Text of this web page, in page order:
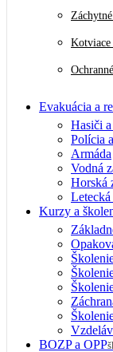
Kotviace
Evakuácia a
Hasiči
Polícia
Armáda
Vodná
Horská
Letecká
Kurzy a
BOZP a OPP